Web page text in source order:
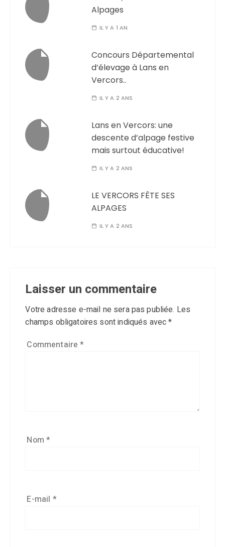
Alpages
IL Y A 1 AN
Concours Départemental
d’élevage à Lans en
Vercors..
IL Y A 2 ANS
Lans en Vercors: une
descente d’alpage festive
mais surtout éducative!
IL Y A 2 ANS
LE VERCORS FÊTE SES
ALPAGES
IL Y A 2 ANS
Laisser un commentaire
Votre adresse e-mail ne sera pas publiée. Les
champs obligatoires sont indiqués avec*
Commentaire*
Nom*
E-mail *